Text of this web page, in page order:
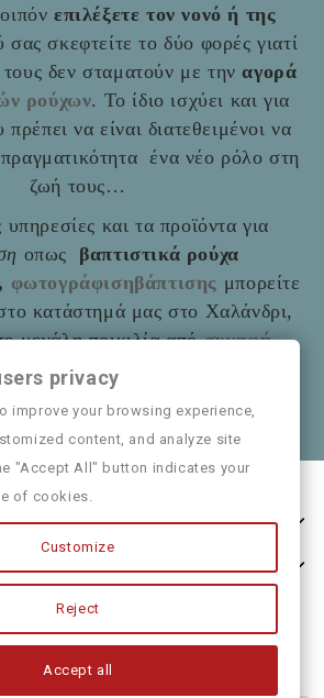
επιλέξετε τον νονό ή της
σας σκεφτείτε το δύο φορές γιατί
τους δεν σταματούν με τηναγορά
ρούχων. Το ίδιο ισχύει και για
να είναι διατεθειμένοι να
ένα νέο ρόλο στη
ζωή τους…
και τα προϊόντα για
οπως
βαπτιστικά ρούχα
φωτογράφισηβάπτισης μπορείτε
κατάστημά μας στο Χαλάνδρι,
μεγάλη ποικιλία απόσυναφή
παιδικά ρούχα
να τα πούμε και από κοντά
of passages of form humour or
privacy
improve your browsing experience,
content, and analyze site
"Accept All" button indicates your
of cookies.
Customize
Reject
Accept all